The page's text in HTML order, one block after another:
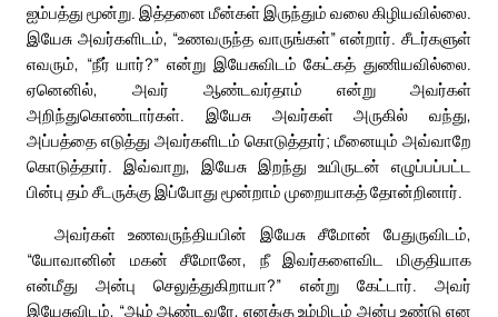
ஐம்பத்து மூன்று. இத்தனை மீன்கள் இருந்தும் வலை கிழியவில்லை.
இயேசு அவர்களிடம், “உணவருந்த வாருங்கள்” என்றார். சீடர்களுள்
எவரும், “நீர் யார்?” என்று இயேசுவிடம் கேட்கத் துணியவில்லை.
ஏனெனில், அவர் ஆண்டவர்தாம் என்று அவர்கள்
அறிந்துகொண்டார்கள். இயேசு அவர்கள் அருகில் வந்து,
அப்பத்தை எடுத்து அவர்களிடம் கொடுத்தார்; மீனையும் அவ்வாறே
கொடுத்தார். இவ்வாறு, இயேசு இறந்து உயிருடன் எழுப்பப்பட்ட
பின்பு தம் சீடருக்கு இப்போது மூன்றாம் முறையாகத் தோன்றினார்.
அவர்கள் உணவருந்தியபின் இயேசு சீமோன் பேதுருவிடம்,
“யோவானின் மகன் சீமோனே, நீ இவர்களைவிட மிகுதியாக
என்மீது அன்பு செலுத்துகிறாயா?” என்று கேட்டார். அவர்
இயேசுவிடம், “ஆம் ஆண்டவரே, எனக்கு உம்மிடம் அன்பு உண்டு என